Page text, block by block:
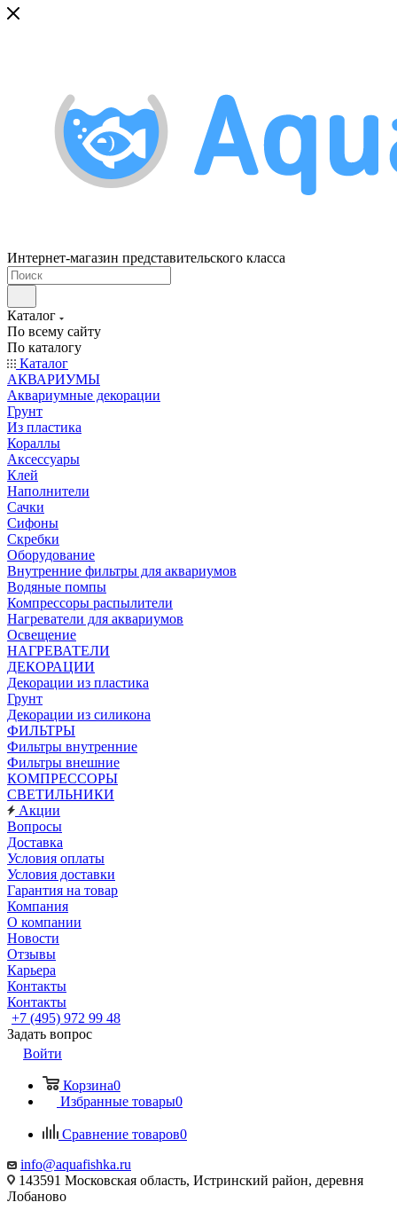
Интернет-магазин представительского класса
Каталог
По всему сайту
По каталогу
Каталог
АКВАРИУМЫ
Аквариумные декорации
Грунт
Из пластика
Кораллы
Аксессуары
Клей
Наполнители
Сачки
Сифоны
Скребки
Оборудование
Внутренние фильтры для аквариумов
Водяные помпы
Компрессоры распылители
Нагреватели для аквариумов
Освещение
НАГРЕВАТЕЛИ
ДЕКОРАЦИИ
Декорации из пластика
Грунт
Декорации из силикона
ФИЛЬТРЫ
Фильтры внутренние
Фильтры внешние
КОМПРЕССОРЫ
СВЕТИЛЬНИКИ
Акции
Вопросы
Доставка
Условия оплаты
Условия доставки
Гарантия на товар
Компания
О компании
Новости
Отзывы
Карьера
Контакты
Контакты
+7 (495) 972 99 48
Задать вопрос
Войти
Корзина0
Избранные товары0
Сравнение товаров0
info@aquafishka.ru
143591 Московская область, Истринский район, деревня
Лобаново